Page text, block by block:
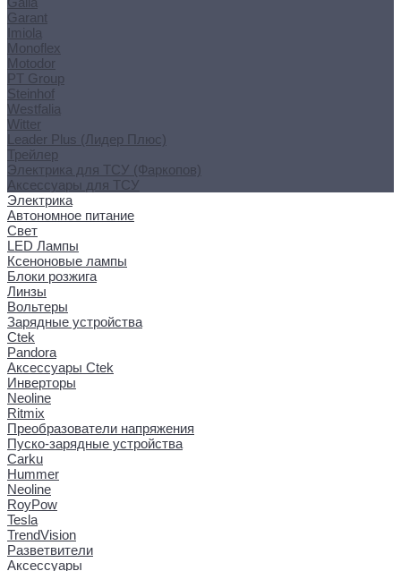
Garant
Imiola
Monoflex
Motodor
PT Group
Steinhof
Westfalia
Witter
Leader Plus (Лидер Плюс)
Трейлер
Электрика для ТСУ (Фаркопов)
Аксессуары для ТСУ
Электрика
Автономное питание
Свет
LED Лампы
Ксеноновые лампы
Блоки розжига
Линзы
Вольтеры
Зарядные устройства
Ctek
Pandora
Аксессуары Ctek
Инверторы
Neoline
Ritmix
Преобразователи напряжения
Пуско-зарядные устройства
Carku
Hummer
Neoline
RoyPow
Tesla
TrendVision
Разветвители
Аксессуары